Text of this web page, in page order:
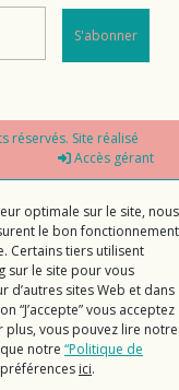
S'abonner
réservés. Site réalisé
Accès gérant
optimale sur le site, nous
le bon fonctionnement
Certains tiers utilisent
sur le site pour vous
d’autres sites Web et dans
“J’accepte” vous acceptez
plus, vous pouvez lire notre
notre “Politique de
ici.